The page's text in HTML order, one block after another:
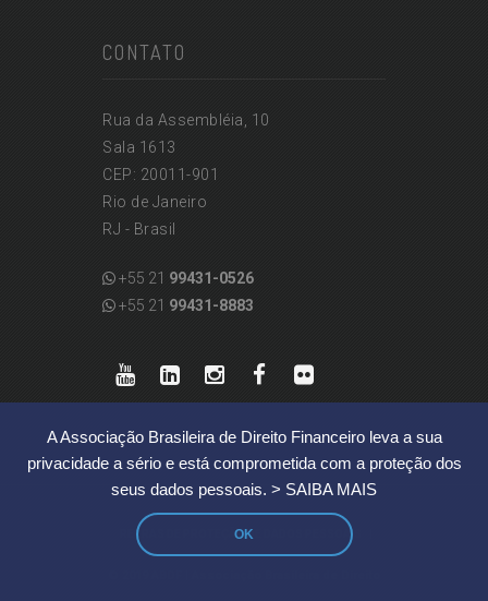
A Associação Brasileira de Direito Financeiro leva a sua
privacidade a sério e está comprometida com a proteção dos
seus dados pessoais. > SAIBA MAIS
OK
CONTATO
Rua da Assembléia, 10
Sala 1613
CEP: 20011-901
Rio de Janeiro
RJ - Brasil
+55 21 99431-0526
+55 21 99431-8883
REGRAS DE PROTEÇÃO DE DADOS PESSOAIS